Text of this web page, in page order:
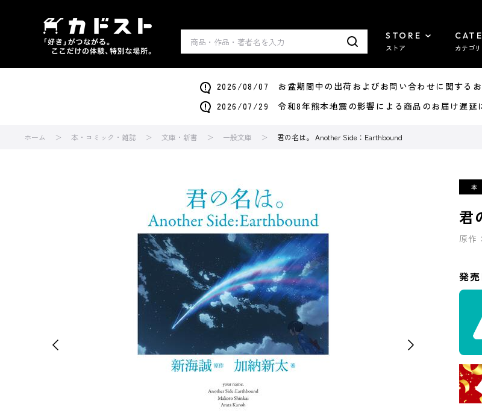
STORE
ストア カテゴリ
2026/08/07 お盆期間中の出荷およびお問い合わせに関する
2026/07/29 令和8年熊本地震の影響による商品のお届け遅延
ホーム 本・コミック・雑誌 文庫・新書 一般文庫 君の名は。 Another Side：Earthbound
君
原作：
発売